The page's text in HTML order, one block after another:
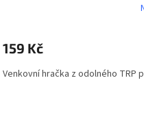
159 Kč
Venkovní hračka z odolného TRP